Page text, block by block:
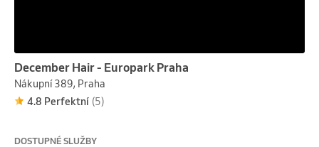
December Hair - Europark Praha
Nákupní 389, Praha
4.8 Perfektní (5)
DOSTUPNÉ SLUŽBY